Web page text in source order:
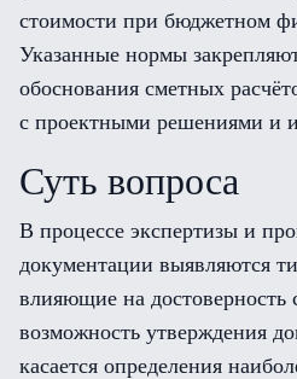
стоимости при бюджетном
Указанные нормы
обоснования сметных
с проектными решениями и
Суть вопроса
В процессе экспертизы и
документации выявляются
влияющие на достоверность
возможность утверждения
касается определения